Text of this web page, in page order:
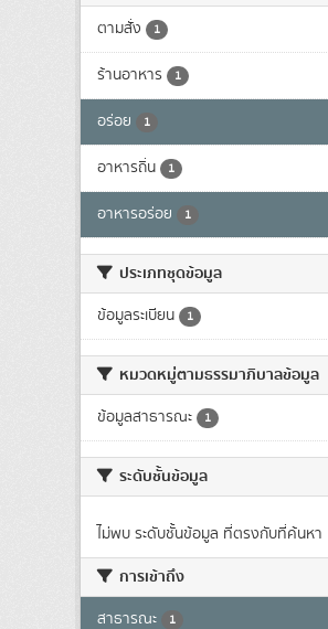
ตามสั่ง 1
ร้านอาหาร 1
อร่อย 1
อาหารถิ่น 1
อาหารอร่อย 1
ประเภทชุดข้อมูล
ข้อมูลระเบียน 1
หมวดหมู่ตามธรรมาภิบาลข้อมูล
ข้อมูลสาธารณะ 1
ระดับชั้นข้อมูล
ไม่พบ ระดับชั้นข้อมูล ที่ตรงกับที่ค้นหา
การเข้าถึง
สาธารณะ 1